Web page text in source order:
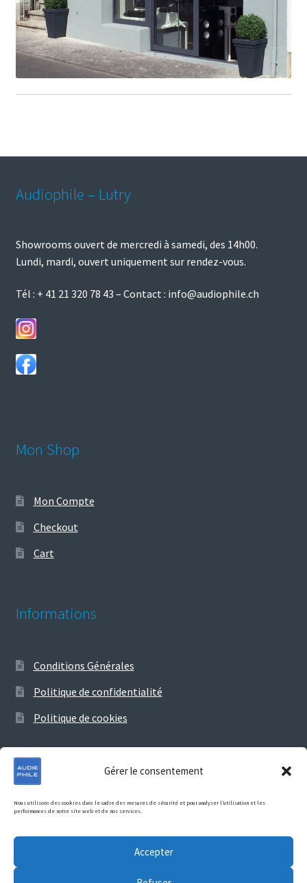
Gérer le consentement
Nous utilisons des cookies dans le cadre des mesures de sécurité et pour analyser l’utilisation et les
performances de notre site web et de nos services.
Accepter
Audiophile – Lutry
Showrooms ouvert de mercredi à samedi, des 14h00.
Lundi, mardi, ouvert uniquement sur rendez-vous.
Tél : + 41 21 320 78 43 – Contact : info@audiophile.ch
Mon Shop
Mon Compte
Checkout
Cart
Informations
Conditions Générales
Politique de confidentialité
Politique de cookies
© Audiophile 2026
WooCommerce.